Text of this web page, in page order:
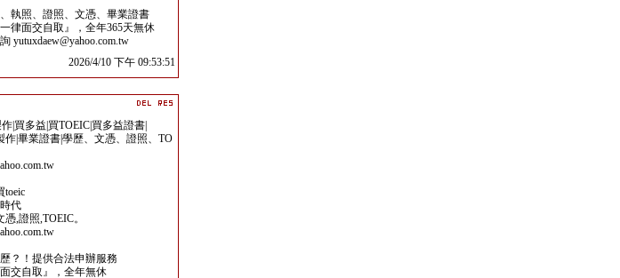
執照、證照、文憑、畢業證書
律面交自取』，全年365天無休
yutuxdaew@yahoo.com.tw
2026/4/10 下午 09:53:51
|買多益|買TOEIC|買多益證書|
作|畢業證書|學歷、文憑、證照、TO
toeic
代
,證照,TOEIC。
？！提供合法申辦服務
交自取』，全年無休